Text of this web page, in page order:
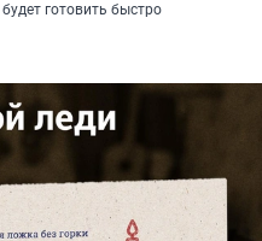
готовить быстро